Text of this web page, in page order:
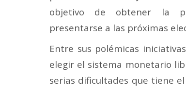
objetivo de obtener la
presentarse a las próximas
Entre sus polémicas
elegir el sistema monetario
serias dificultades que tiene